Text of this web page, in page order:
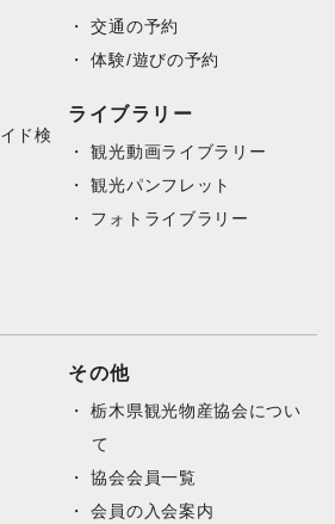
ド検
交通の予約
体験/遊びの予約
ライブラリー
観光動画ライブラリー
観光パンフレット
フォトライブラリー
その他
栃木県観光物産協会につい
て
協会会員一覧
会員の入会案内